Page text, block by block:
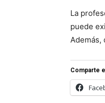
La
puede
Comparte